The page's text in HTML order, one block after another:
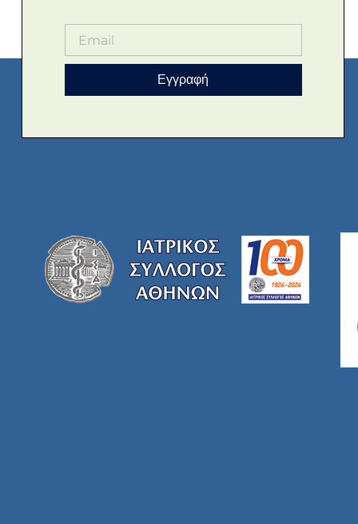
Εγγραφή